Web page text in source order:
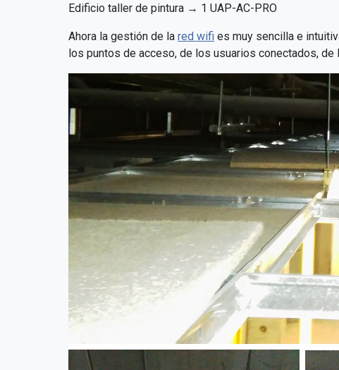
Edificio taller de pintura → 1 UAP-AC-PRO
Ahora la gestión de la red wifi es muy sencilla e
los puntos de acceso, de los usuarios conectados,